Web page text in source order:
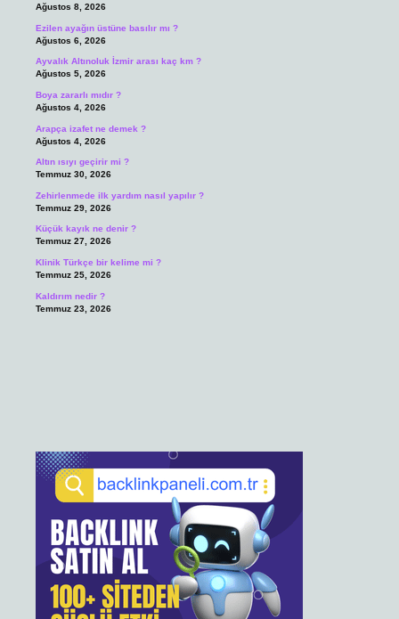
Ağustos 8, 2026
Ezilen ayağın üstüne basılır mı ?
Ağustos 6, 2026
Ayvalık Altınoluk İzmir arası kaç km ?
Ağustos 5, 2026
Boya zararlı mıdır ?
Ağustos 4, 2026
Arapça izafet ne demek ?
Ağustos 4, 2026
Altın ısıyı geçirir mi ?
Temmuz 30, 2026
Zehirlenmede ilk yardım nasıl yapılır ?
Temmuz 29, 2026
Küçük kayık ne denir ?
Temmuz 27, 2026
Klinik Türkçe bir kelime mi ?
Temmuz 25, 2026
Kaldırım nedir ?
Temmuz 23, 2026